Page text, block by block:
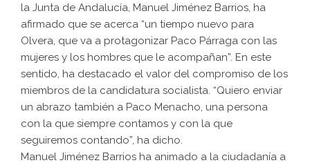
la Junta de Andalucía, Manuel Jiménez Barrios, ha
afirmado que se acerca “un tiempo nuevo para
Olvera, que va a protagonizar Paco Párraga con las
mujeres y los hombres que le acompañan”. En este
sentido, ha destacado el valor del compromiso de los
miembros de la candidatura socialista. “Quiero enviar
un abrazo también a Paco Menacho, una persona
con la que siempre contamos y con la que
seguiremos contando”, ha dicho.
Manuel Jiménez Barrios ha animado a la ciudadanía a